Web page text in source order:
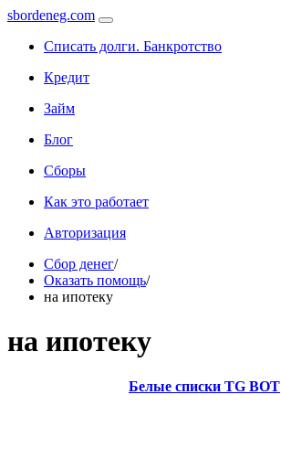
sbordeneg.com
Списать долги. Банкротство
Кредит
Займ
Блог
Сборы
Как это работает
Авторизация
Сбор денег/
Оказать помощь/
на ипотеку
на ипотеку
Белые списки TG BOT